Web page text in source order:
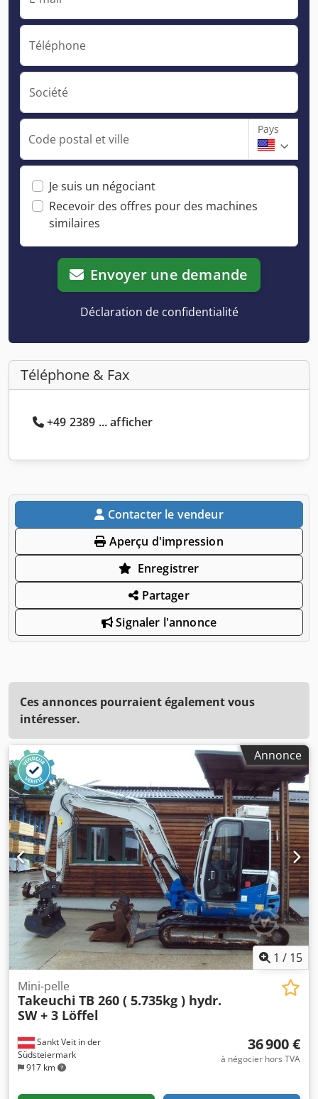
Téléphone
Société
Code postal et ville
Pays
Je suis un négociant
Recevoir des offres pour des machines
similaires
Envoyer une demande
Déclaration de confidentialité
Téléphone & Fax
+49 2389 ... afficher
Contacter le vendeur
Aperçu d'impression
Enregistrer
Partager
Signaler l'annonce
Ces annonces pourraient également vous
intéresser.
Annonce
1 / 15
Sankt Veit in der
Südsteiermark
917 km
Mini-pelle
Takeuchi TB 260 ( 5.735kg ) hydr.
SW + 3 Löffel
36 900 €
à négocier hors TVA